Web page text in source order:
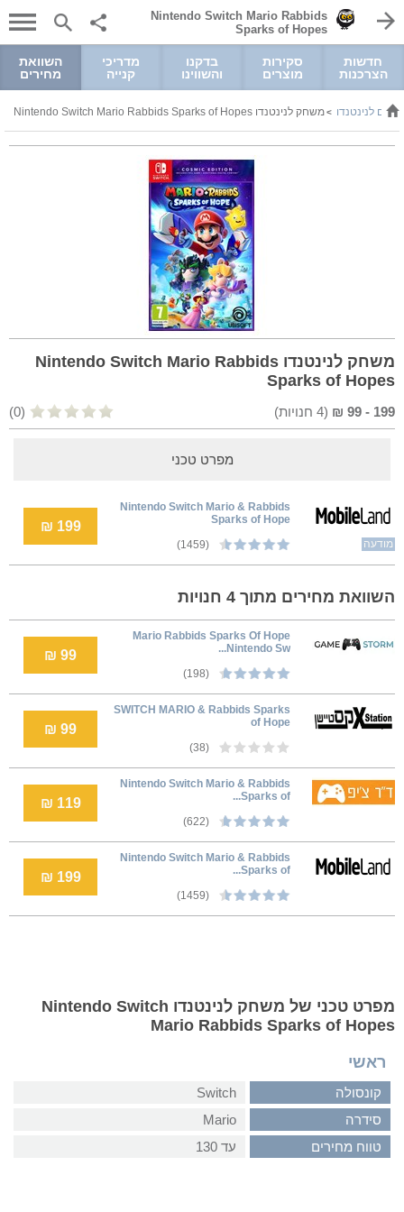
Nintendo Switch Mario Rabbids
Sparks of Hopes
חדשות
הצרכנות
סקירות
מוצרים
בדקנו
והשווינו
מדריכי
קנייה
השוואת
מחירים
לנינטנדו >משחק לנינטנדו Nintendo Switch Mario Rabbids Sparks of Hopes
משחק לנינטנדו Nintendo Switch Mario Rabbids
Sparks of Hopes
199
-
99
₪
(
4 חנויות) (0)
מפרט טכני
מודעה
Nintendo Switch Mario & Rabbids
Sparks of Hope
(1459)
199 ₪
השוואת מחירים מתוך 4 חנויות
Mario Rabbids Sparks Of Hope
Nintendo Sw...
(198)
99 ₪
SWITCH MARIO & Rabbids Sparks
of Hope
(38)
99 ₪
Nintendo Switch Mario & Rabbids
Sparks of...
(622)
119 ₪
Nintendo Switch Mario & Rabbids
Sparks of...
(1459)
199 ₪
מפרט טכני של משחק לנינטנדו Nintendo Switch
Mario Rabbids Sparks of Hopes
ראשי
קונסולה
Switch
סידרה
Mario
טווח מחירים
עד 130